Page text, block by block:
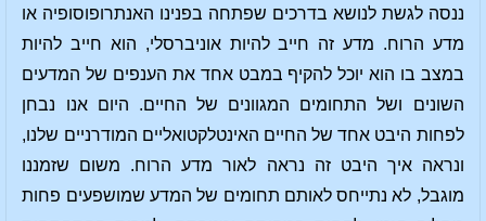
ננסה לגשת לנושא בדרכים שפתחה בפנינו האנתרופוסופיה או
מדע הרוח. מדע זה חייב להיות אוניברסלי, הוא חייב להיות
במצב בו הוא יוכל להקיף במבט אחד את הענפים של המדעים
השונים ושל התחומים המגוונים של החיים. היום אנו נבחן
לפחות היבט אחד של החיים האינטלקטואליים המודרניים שלנו,
ונראה איך היבט זה נראה לאור מדע הרוח. משום שזמננו
מוגבל, לא נתייחס לאותם תחומים של המדע שמושפעים פחות